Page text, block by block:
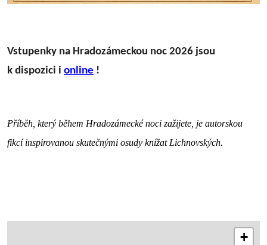
Vstupenky na Hradozámeckou noc 2026 jsou
k dispozici i online !
Příběh, který během Hradozámecké noci zažijete, je autorskou
fikcí inspirovanou skutečnými osudy knížat Lichnovských.
+